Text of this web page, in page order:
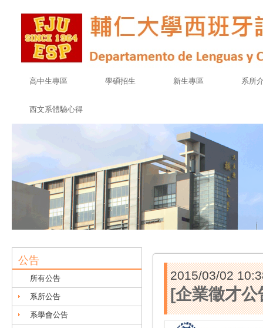
高中生專區 學碩招生 新生專區 系所
西文系體驗心得
公告
所有公告
系所公告
系學會公告
2015/03/02
[企業徵才公